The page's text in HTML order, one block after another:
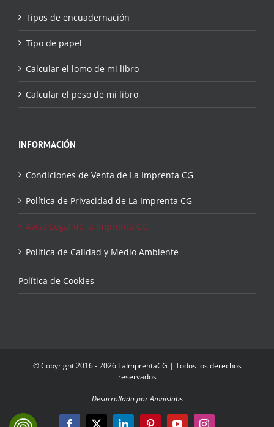
Tipos de encuadernación
Tipo de papel
Calcular el lomo de mi libro
Calcular el peso de mi libro
INFORMACIÓN
Condiciones de Venta de La Imprenta CG
Política de Privacidad de La Imprenta CG
Aviso Legal de la Imprenta CG
Política de Calidad y Medio Ambiente
Política de Cookies
© Copyright 2016 - 2026 LaImprentaCG | Todos los derechos
reservados
Desarrollado por Amnislabs